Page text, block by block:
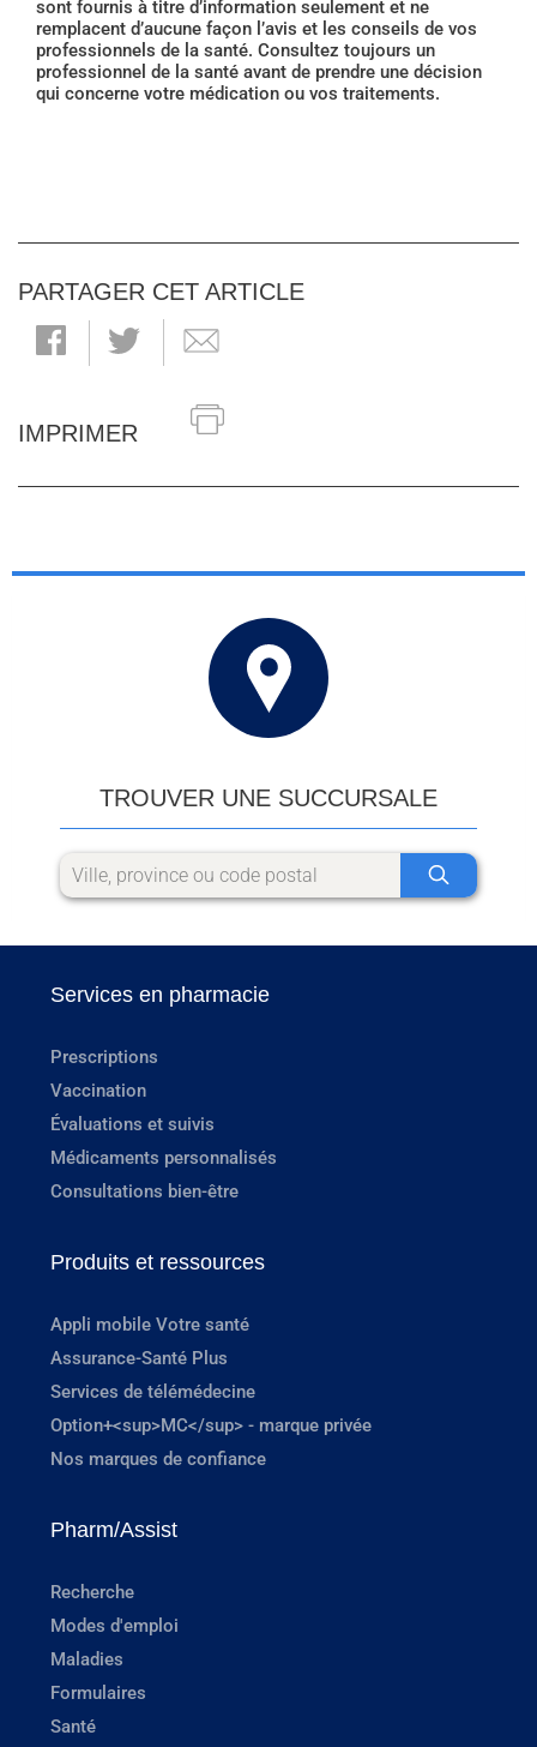
sont fournis à titre d’information seulement et ne
remplacent d’aucune façon l’avis et les conseils de vos
professionnels de la santé. Consultez toujours un
professionnel de la santé avant de prendre une décision
qui concerne votre médication ou vos traitements.
PARTAGER CET ARTICLE
IMPRIMER
TROUVER UNE SUCCURSALE
Services en pharmacie
Prescriptions
Vaccination
Évaluations et suivis
Médicaments personnalisés
Consultations bien-être
Produits et ressources
Appli mobile Votre santé
Assurance-Santé Plus
Services de télémédecine
Option+<sup>MC</sup> - marque privée
Nos marques de confiance
Pharm/Assist
Recherche
Modes d'emploi
Maladies
Formulaires
Santé